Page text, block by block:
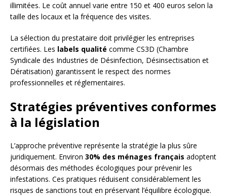
illimitées. Le coût annuel varie entre 150 et 400 euros selon la
taille des locaux et la fréquence des visites.
La sélection du prestataire doit privilégier les entreprises
certifiées. Les labels qualité comme CS3D (Chambre
Syndicale des Industries de Désinfection, Désinsectisation et
Dératisation) garantissent le respect des normes
professionnelles et réglementaires.
Stratégies préventives conformes
à la législation
L’approche préventive représente la stratégie la plus sûre
juridiquement. Environ 30% des ménages français adoptent
désormais des méthodes écologiques pour prévenir les
infestations. Ces pratiques réduisent considérablement les
risques de sanctions tout en préservant l’équilibre écologique.